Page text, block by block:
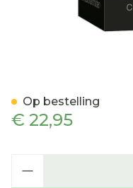
€ 22,95
Op bestelling